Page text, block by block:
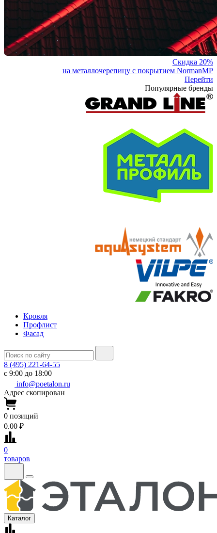
Скидка 20%
на металлочерепицу с покрытием NormanMP
Перейти
Популярные бренды
Кровля
Профлист
Фасад
8 (495) 221-64-55
с 9:00 до 18:00
info@poetalon.ru
Адрес скопирован
0 позиций
0.00 ₽
0
товаров
Каталог